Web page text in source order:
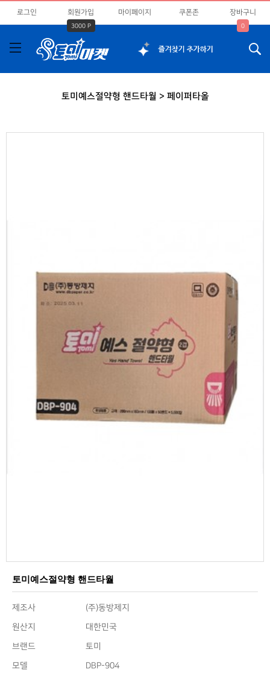
로그인 회원가입
3000 P
마이페이지 쿠폰존 장바구니
0
토미예스절약형 핸드타월 > 페이퍼타올
토미예스절약형 핸드타월
제조사 (주)동방제지
원산지 대한민국
브랜드 토미
모델 DBP-904